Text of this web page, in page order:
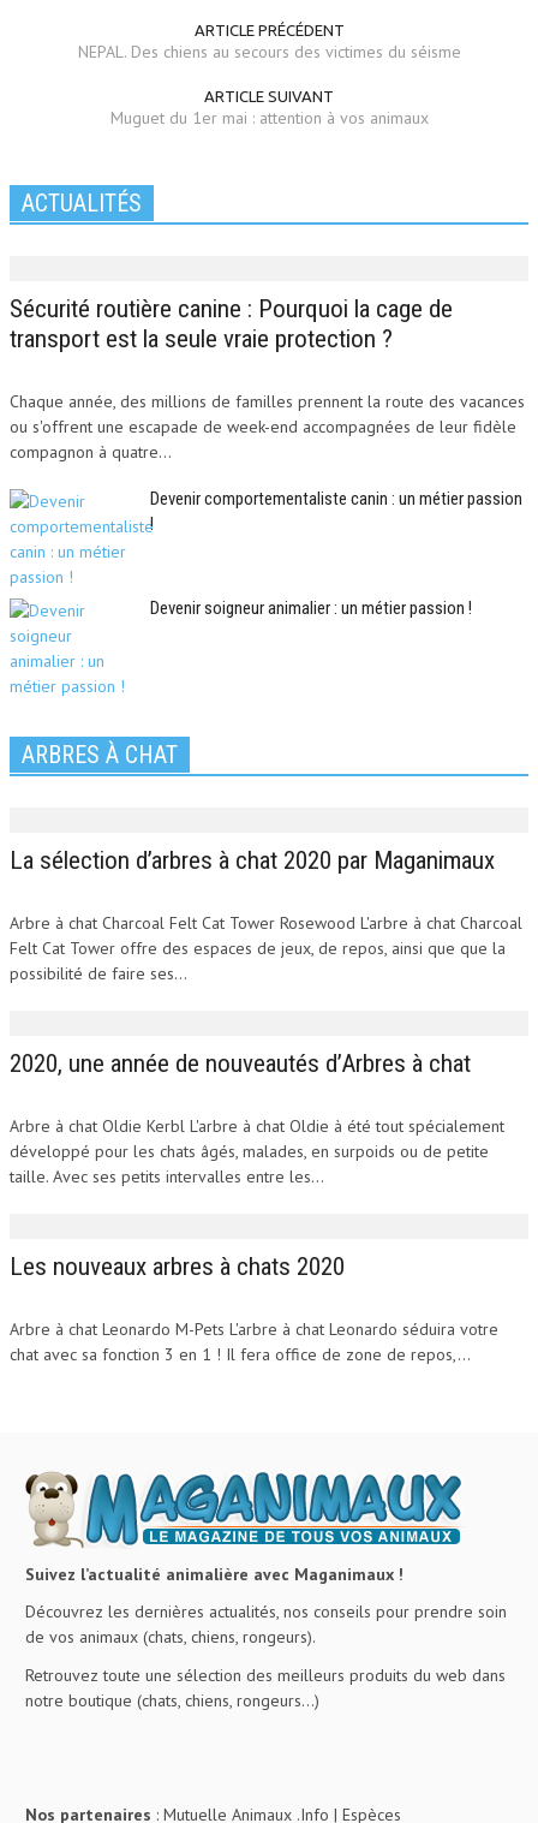
ARTICLE PRÉCÉDENT
NEPAL. Des chiens au secours des victimes du séisme
ARTICLE SUIVANT
Muguet du 1er mai : attention à vos animaux
ACTUALITÉS
Sécurité routière canine : Pourquoi la cage de
transport est la seule vraie protection ?
Chaque année, des millions de familles prennent la route des vacances
ou s'offrent une escapade de week-end accompagnées de leur fidèle
compagnon à quatre...
Devenir comportementaliste canin : un métier passion
!
Devenir soigneur animalier : un métier passion !
ARBRES À CHAT
La sélection d’arbres à chat 2020 par Maganimaux
Arbre à chat Charcoal Felt Cat Tower Rosewood L'arbre à chat Charcoal
Felt Cat Tower offre des espaces de jeux, de repos, ainsi que que la
possibilité de faire ses...
2020, une année de nouveautés d’Arbres à chat
Arbre à chat Oldie Kerbl L'arbre à chat Oldie à été tout spécialement
développé pour les chats âgés, malades, en surpoids ou de petite
taille. Avec ses petits intervalles entre les...
Les nouveaux arbres à chats 2020
Arbre à chat Leonardo M-Pets L'arbre à chat Leonardo séduira votre
chat avec sa fonction 3 en 1 ! Il fera office de zone de repos,...
Suivez l’actualité animalière avec Maganimaux !
Découvrez les dernières actualités, nos conseils pour prendre soin
de vos animaux (chats, chiens, rongeurs).
Retrouvez toute une sélection des meilleurs produits du web dans
notre boutique (chats, chiens, rongeurs…)
Nos partenaires : Mutuelle Animaux .Info | Espèces